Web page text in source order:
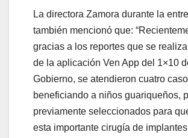
La directora Zamora durante la
también mencionó que:
gracias a los reportes que se
de la aplicación Ven App del 1×10
Gobierno, se atendieron cuatro
beneficiando a niños guariqueños,
previamente seleccionados para
esta importante cirugía de